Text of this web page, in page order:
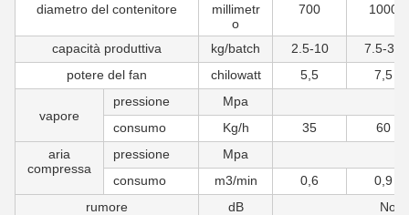
diametro del contenitore
millimetr
o
700 1000
capacità produttiva kg/batch 2.5-10
7.5-30
potere del fan
chilowatt 5,5 7,5
vapore
pressione
Mpa
consumo
Kg/h 35
60
aria
compressa
pressione
Mpa
consumo
m3/min 0,6
0,9
rumore
dB Non